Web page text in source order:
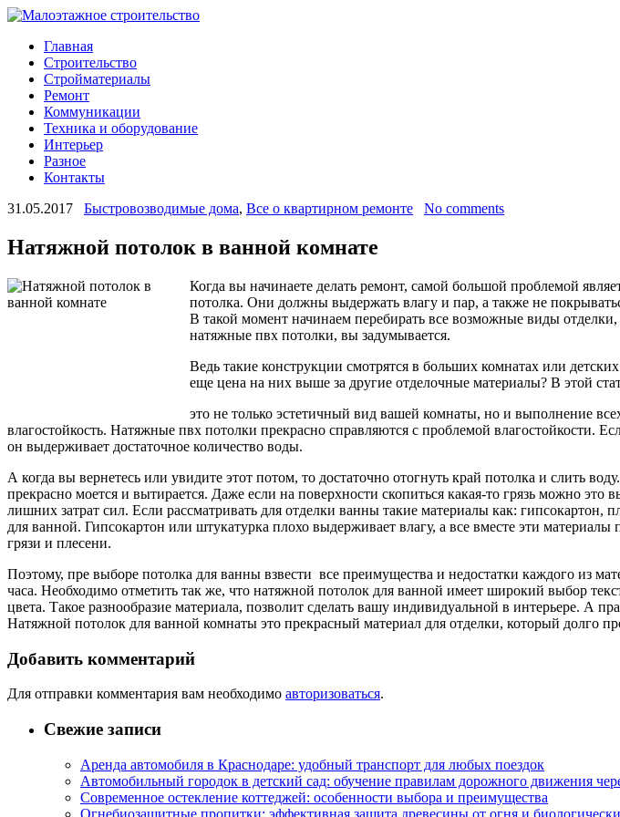
Главная
Строительство
Стройматериалы
Ремонт
Коммуникации
Техника и оборудование
Интерьер
Разное
Контакты
31.05.2017
Быстровозводимые дома, Все о квартирном ремонте No comments
Натяжной потолок в ванной комнате
Когда вы начинаете делать ремонт, самой большой проблемой
потолка. Они должны выдержать влагу и пар, а также не
В такой момент начинаем перебирать все возможные виды
натяжные пвх потолки, вы задумывается.
Ведь такие конструкции смотрятся в больших комнатах или
еще цена на них выше за другие отделочные материалы? В этой
это не только эстетичный вид вашей комнаты, но и выполнение
влагостойкость. Натяжные пвх потолки прекрасно справляются с проблемой влагостойкости.
он выдерживает достаточное количество воды.
А когда вы вернетесь или увидите этот потом, то достаточно отогнуть край потолка и слить
прекрасно моется и вытирается. Даже если на поверхности скопиться какая-то грязь можно
лишних затрат сил. Если рассматривать для отделки ванны такие материалы как:
для ванной. Гипсокартон или штукатурка плохо выдерживает влагу, а все вместе эти
грязи и плесени.
Поэтому, пре выборе потолка для ванны взвести все преимущества и недостатки каждого из
часа. Необходимо отметить так же, что натяжной потолок для ванной имеет широкий выбор
цвета. Такое разнообразие материала, позволит сделать вашу индивидуальной в интерьере. А
Натяжной потолок для ванной комнаты это прекрасный материал для отделки, который долго
Добавить комментарий
Для отправки комментария вам необходимо авторизоваться.
Свежие записи
Аренда автомобиля в Краснодаре: удобный транспорт для любых поездок
Автомобильный городок в детский сад: обучение правилам дорожного движения
Современное остекление коттеджей: особенности выбора и преимущества
Огнебиозащитные пропитки: эффективная защита древесины от огня и